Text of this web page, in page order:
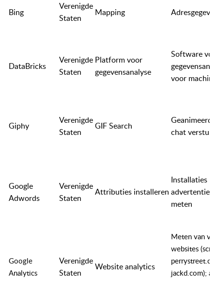
Bing
Verenigde
Staten
Mapping
DataBricks
Verenigde
Staten
Platform voor
gegevensanalyse
Software
voor
Giphy
Verenigde
Staten
GIF Search
chat
Google
Adwords
Verenigde
Staten
Attributies installeren
Installaties
meten
Google
Analytics
Verenigde
Staten
Website analytics
Meten van
websites
jackd.com);